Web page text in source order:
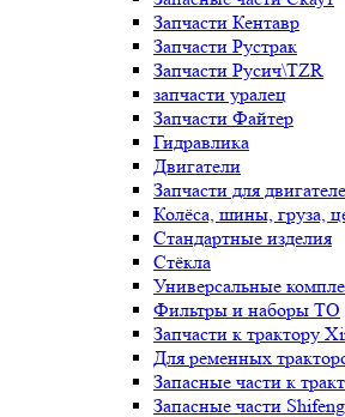
Запчасти Кентавр
Запчасти Рустрак
Запчасти Русич\TZR
запчасти уралец
Запчасти Файтер
Гидравлика
Двигатели
Запчасти для
Колёса, шины, груза,
Стандартные изделия
Стёкла
Универсальные
Фильтры и наборы ТО
Запчасти к трактору
Для ременных
Запасные части к
Запасные части Shifeng